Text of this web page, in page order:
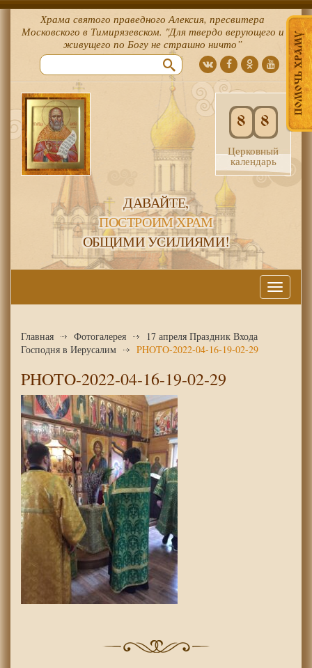
ПОМОЧЬ ХРАМУ
Храма святого праведного Алексия, пресвитера
Московского в Тимирязевском. "Для твердо верующего и
живущего по Богу не страшно ничто”
8 8
Церковный
календарь
ДАВАЙТЕ,
ПОСТРОИМ ХРАМ
ОБЩИМИ УСИЛИЯМИ!
Меню
Главная Фотогалерея
17 апреля Праздник Входа
Господня в Иерусалим
PHOTO-2022-04-16-19-02-29
PHOTO-2022-04-16-19-02-29